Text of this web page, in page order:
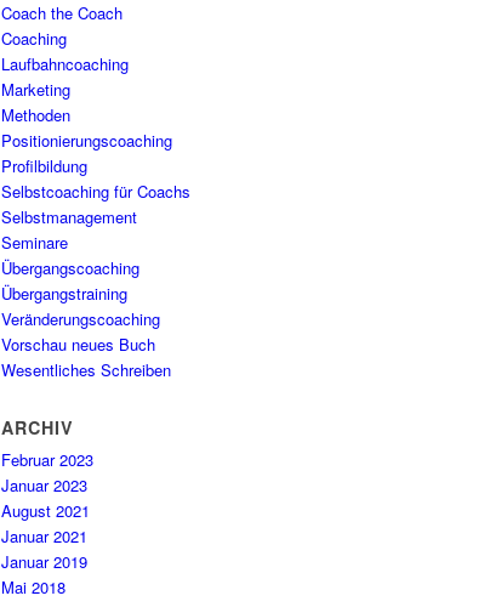
Coach the Coach
Coaching
Laufbahncoaching
Marketing
Methoden
Positionierungscoaching
Profilbildung
Selbstcoaching für Coachs
Selbstmanagement
Seminare
Übergangscoaching
Übergangstraining
Veränderungscoaching
Vorschau neues Buch
Wesentliches Schreiben
ARCHIV
Februar 2023
Januar 2023
August 2021
Januar 2021
Januar 2019
Mai 2018